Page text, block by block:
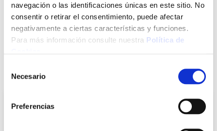
navegación o las identificaciones únicas en este sitio. No
consentir o retirar el consentimiento, puede afectar
negativamente a ciertas características y funciones.
Para más información consulte nuestra Política de
Necesario
Preferencias
+ INFO
También te puede interesar